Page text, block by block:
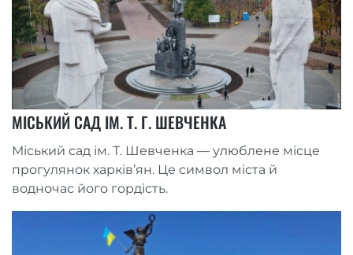
МІСЬКИЙ САД ІМ. Т. Г. ШЕВЧЕНКА
Міський сад ім. Т. Шевченка — улюблене місце
прогулянок харків’ян. Це символ міста й
водночас його гордість.